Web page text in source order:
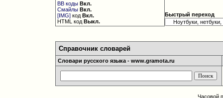
BB коды Вкл.
Смайлы Вкл.
[IMG] кодВкл.
HTML кодВыкл.
Быстрый переход
Справочник словарей
Словари русского языка - www.gramota.ru
Часовой